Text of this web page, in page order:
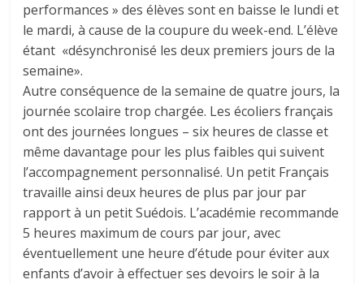
performances » des élèves sont en baisse le lundi et
le mardi, à cause de la coupure du week-end. L’élève
étant «désynchronisé les deux premiers jours de la
semaine».
Autre conséquence de la semaine de quatre jours, la
journée scolaire trop chargée. Les écoliers français
ont des journées longues – six heures de classe et
même davantage pour les plus faibles qui suivent
l’accompagnement personnalisé. Un petit Français
travaille ainsi deux heures de plus par jour par
rapport à un petit Suédois. L’académie recommande
5 heures maximum de cours par jour, avec
éventuellement une heure d’étude pour éviter aux
enfants d’avoir à effectuer ses devoirs le soir à la